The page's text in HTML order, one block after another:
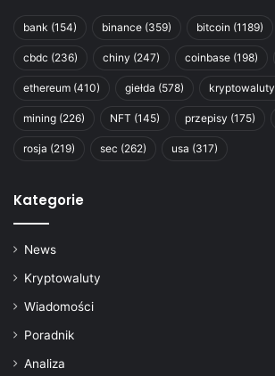
bank (154) binance (359) bitcoin (1189)
cbdc (236) chiny (247) coinbase (198)
ethereum (410) giełda (578) kryptowaluty
mining (226) NFT (145) przepisy (175)
rosja (219) sec (262) usa (317)
Kategorie
News
Kryptowaluty
Wiadomości
Poradnik
Analiza